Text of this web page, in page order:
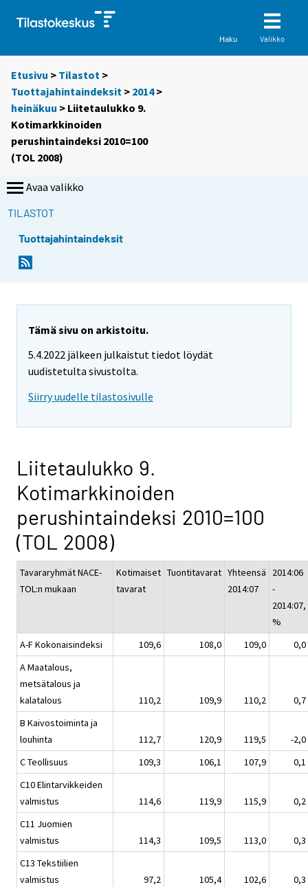
Haku Valikko
Etusivu > Tilastot >
Tuottajahintaindeksit > 2014>
heinäkuu > Liitetaulukko 9.
Kotimarkkinoiden
perushintaindeksi 2010=100
(TOL 2008)
Avaa valikko
TILASTOT
Tuottajahintaindeksit
Tämä sivu on arkistoitu.
5.4.2022 jälkeen julkaistut tiedot löydät
uudistetulta sivustolta.
Siirry uudelle tilastosivulle
Liitetaulukko 9.
Kotimarkkinoiden
perushintaindeksi 2010=100
(TOL 2008)
Tavararyhmät NACE-
TOL:n mukaan
Kotimaiset
tavarat
Tuontitavarat Yhteensä
2014:07
2014:06
-
2014:07,
%
A-F Kokonaisindeksi
109,6 108,0 109,0
0,0
A Maatalous,
metsätalous ja
kalatalous
110,2 109,9 110,2
0,7
B Kaivostoiminta ja
louhinta
112,7 120,9 119,5
-2,0
C Teollisuus
109,3 106,1 107,9
0,1
C10 Elintarvikkeiden
valmistus
114,6 119,9 115,9
0,2
C11 Juomien
valmistus
114,3 109,5 113,0
0,3
C13 Tekstiilien
valmistus
97,2 105,4 102,6
0,3